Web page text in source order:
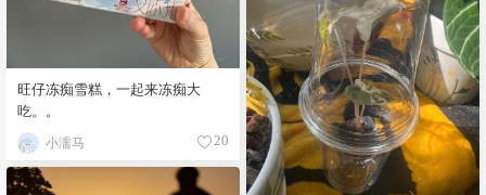
旺仔冻痴雪糕，一起来冻痴大
吃。。
小濡马 20